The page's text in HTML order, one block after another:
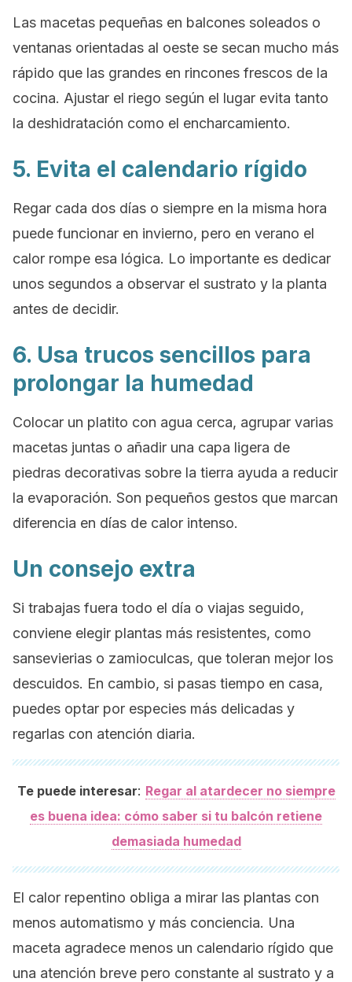
Las macetas pequeñas en balcones soleados o
ventanas orientadas al oeste se secan mucho más
rápido que las grandes en rincones frescos de la
cocina. Ajustar el riego según el lugar evita tanto
la deshidratación como el encharcamiento.
5. Evita el calendario rígido
Regar cada dos días o siempre en la misma hora
puede funcionar en invierno, pero en verano el
calor rompe esa lógica. Lo importante es dedicar
unos segundos a observar el sustrato y la planta
antes de decidir.
6. Usa trucos sencillos para
prolongar la humedad
Colocar un platito con agua cerca, agrupar varias
macetas juntas o añadir una capa ligera de
piedras decorativas sobre la tierra ayuda a reducir
la evaporación. Son pequeños gestos que marcan
diferencia en días de calor intenso.
Un consejo extra
Si trabajas fuera todo el día o viajas seguido,
conviene elegir plantas más resistentes, como
sansevierias o zamioculcas, que toleran mejor los
descuidos. En cambio, si pasas tiempo en casa,
puedes optar por especies más delicadas y
regarlas con atención diaria.
Te puede interesar: Regar al atardecer no siempre
es buena idea: cómo saber si tu balcón retiene
demasiada humedad
El calor repentino obliga a mirar las plantas con
menos automatismo y más conciencia. Una
maceta agradece menos un calendario rígido que
una atención breve pero constante al sustrato y a